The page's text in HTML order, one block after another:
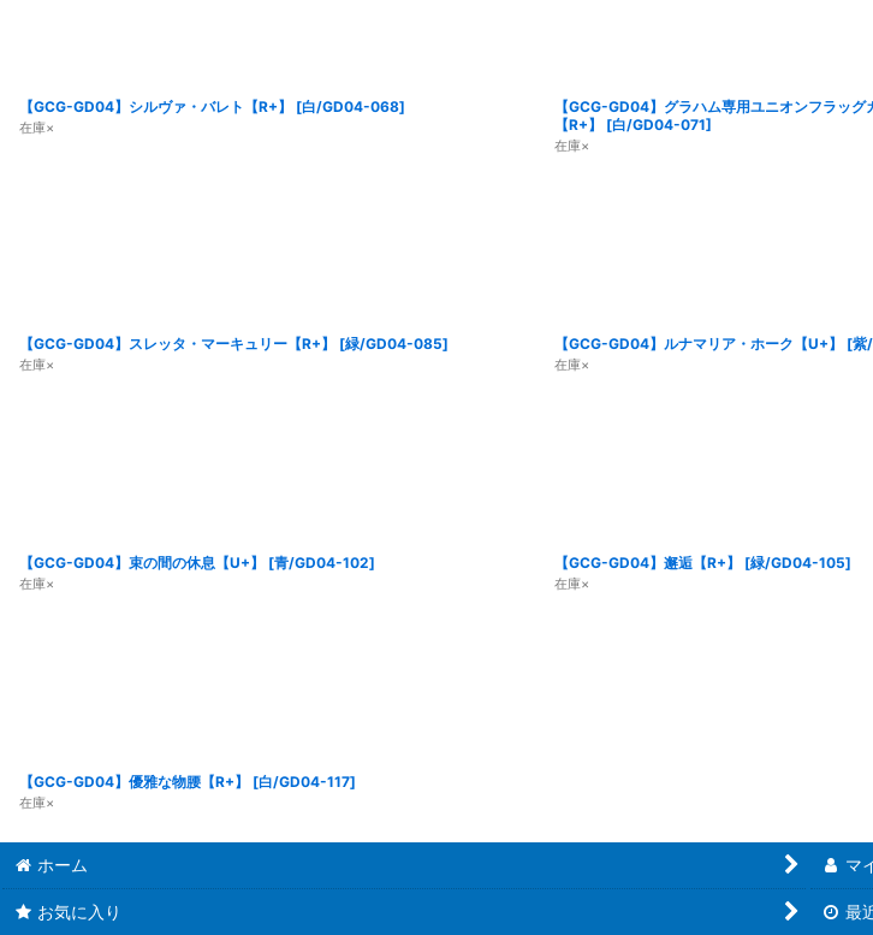
【GCG-GD04】シルヴァ・バレト【R+】 [白/GD04-068]
在庫×
【GCG-GD04】グラハム専用ユニオンフラッグ
【R+】
[白/GD04-071]
在庫×
【GCG-GD04】スレッタ・マーキュリー【R+】 [緑/GD04-085]
在庫×
【GCG-GD04】ルナマリア・ホーク【U+】 [紫
在庫×
【GCG-GD04】束の間の休息【U+】 [青/GD04-102]
在庫×
【GCG-GD04】邂逅【R+】 [緑/GD04-105]
在庫×
【GCG-GD04】優雅な物腰【R+】 [白/GD04-117]
在庫×
ホーム マ
お気に入り 最